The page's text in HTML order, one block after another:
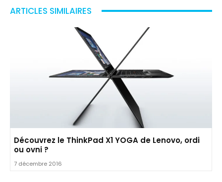
ARTICLES SIMILAIRES
Découvrez le ThinkPad X1 YOGA de Lenovo, ordi
ou ovni ?
7 décembre 2016